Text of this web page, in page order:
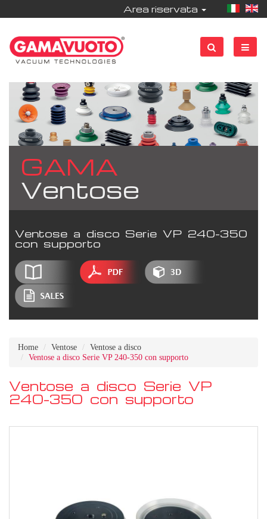
Area riservata
GAMA
Ventose
Ventose a disco Serie VP 240-350
con supporto
Home Ventose
Ventose a disco
Ventose a disco Serie VP 240-350 con supporto
Ventose a disco Serie VP
240-350 con supporto